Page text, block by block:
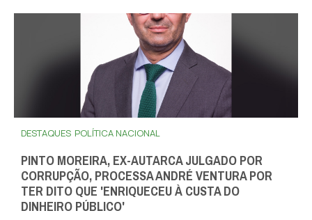
DESTAQUES POLÍTICA NACIONAL
PINTO MOREIRA, EX-AUTARCA JULGADO POR
CORRUPÇÃO, PROCESSA ANDRÉ VENTURA POR
TER DITO QUE 'ENRIQUECEU À CUSTA DO
DINHEIRO PÚBLICO'